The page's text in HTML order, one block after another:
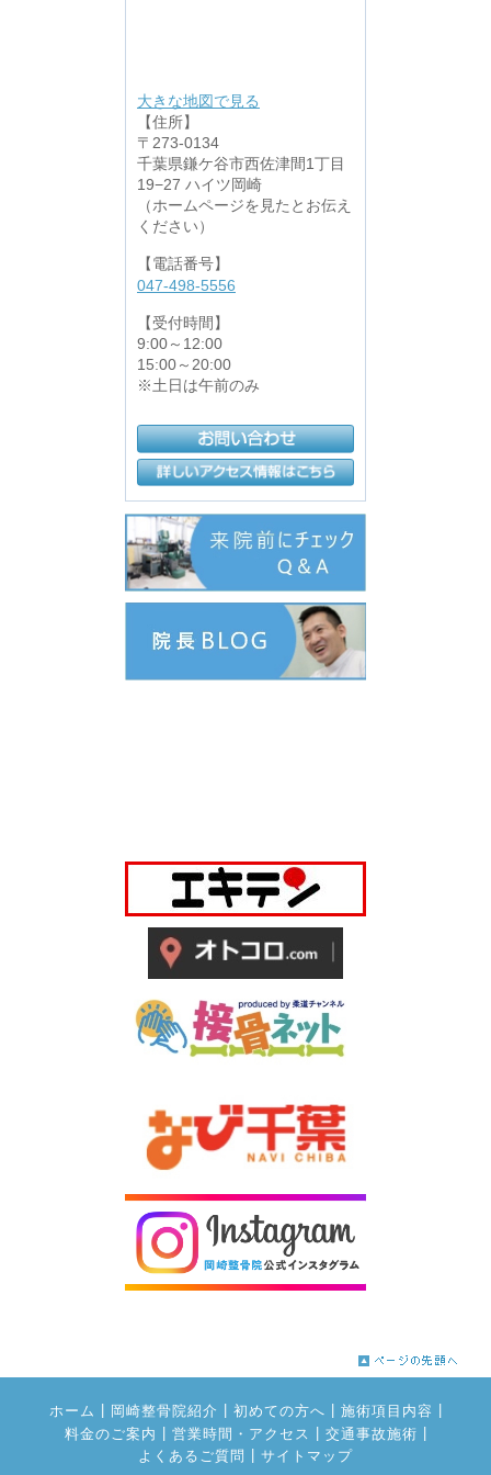
大きな地図で見る
【住所】
〒273-0134
千葉県鎌ケ谷市西佐津間1丁目
19−27 ハイツ岡崎
（ホームページを見たとお伝え
ください）
【電話番号】
047-498-5556
【受付時間】
9:00～12:00
15:00～20:00
※土日は午前のみ
ホーム 岡崎整骨院紹介 初めての方へ 施術項目内容
料金のご案内
営業時間・アクセス 交通事故施術
よくあるご質問
サイトマップ